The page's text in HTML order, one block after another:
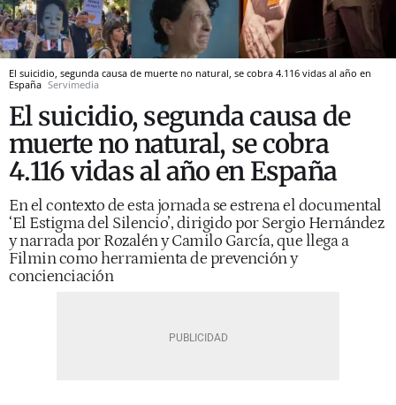
El suicidio, segunda causa de muerte no natural, se cobra 4.116 vidas al año en
España Servimedia
El suicidio, segunda causa de
muerte no natural, se cobra
4.116 vidas al año en España
En el contexto de esta jornada se estrena el documental
‘El Estigma del Silencio’, dirigido por Sergio Hernández
y narrada por Rozalén y Camilo García, que llega a
Filmin como herramienta de prevención y
concienciación